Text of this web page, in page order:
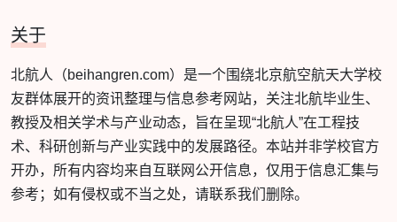
关于
北航人（beihangren.com）是一个围绕北京航空航天大学校
友群体展开的资讯整理与信息参考网站，关注北航毕业生、
教授及相关学术与产业动态，旨在呈现“北航人”在工程技
术、科研创新与产业实践中的发展路径。本站并非学校官方
开办，所有内容均来自互联网公开信息，仅用于信息汇集与
参考；如有侵权或不当之处，请联系我们删除。